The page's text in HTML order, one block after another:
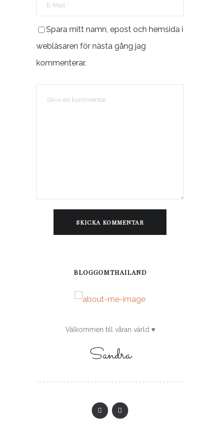
Spara mitt namn, epost och hemsida i
webläsaren för nästa gång jag
kommenterar.
BLOGGOMTHAILAND
Välkommen till våran värld ♥
Sandra